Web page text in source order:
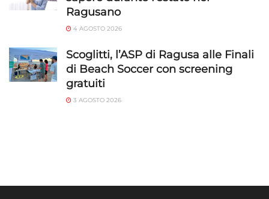
Ragusano
4 AGOSTO 2026
Scoglitti, l’ASP di Ragusa alle Finali
di Beach Soccer con screening
gratuiti
3 AGOSTO 2026